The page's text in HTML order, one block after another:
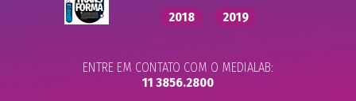
2018 2019
ENTRE EM CONTATO COM O MEDIALAB:
11 3856.2800